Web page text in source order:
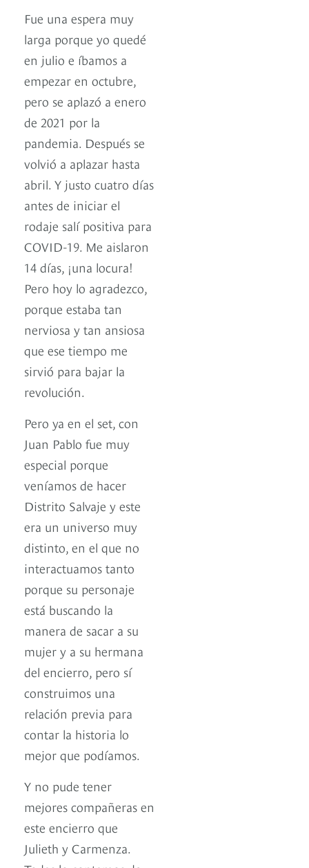
Fue una espera muy
larga porque yo quedé
en julio e íbamos a
empezar en octubre,
pero se aplazó a enero
de 2021 por la
pandemia. Después se
volvió a aplazar hasta
abril. Y justo cuatro días
antes de iniciar el
rodaje salí positiva para
COVID-19. Me aislaron
14 días, ¡una locura!
Pero hoy lo agradezco,
porque estaba tan
nerviosa y tan ansiosa
que ese tiempo me
sirvió para bajar la
revolución.
Pero ya en el set, con
Juan Pablo fue muy
especial porque
veníamos de hacer
Distrito Salvaje y este
era un universo muy
distinto, en el que no
interactuamos tanto
porque su personaje
está buscando la
manera de sacar a su
mujer y a su hermana
del encierro, pero sí
construimos una
relación previa para
contar la historia lo
mejor que podíamos.
Y no pude tener
mejores compañeras en
este encierro que
Julieth y Carmenza.